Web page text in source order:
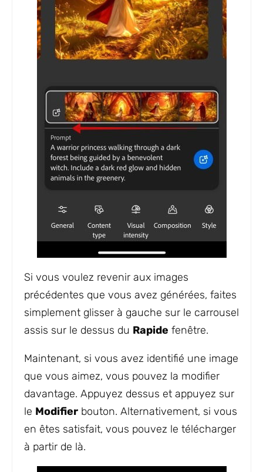
Si vous voulez revenir aux images
précédentes que vous avez générées, faites
simplement glisser à gauche sur le carrousel
assis sur le dessus du Rapide fenêtre.
Maintenant, si vous avez identifié une image
que vous aimez, vous pouvez la modifier
davantage. Appuyez dessus et appuyez sur
le Modifier bouton. Alternativement, si vous
en êtes satisfait, vous pouvez le télécharger
à partir de là.